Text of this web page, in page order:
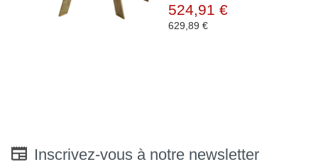
524,91 €
629,89 €
Inscrivez-vous à notre newsletter